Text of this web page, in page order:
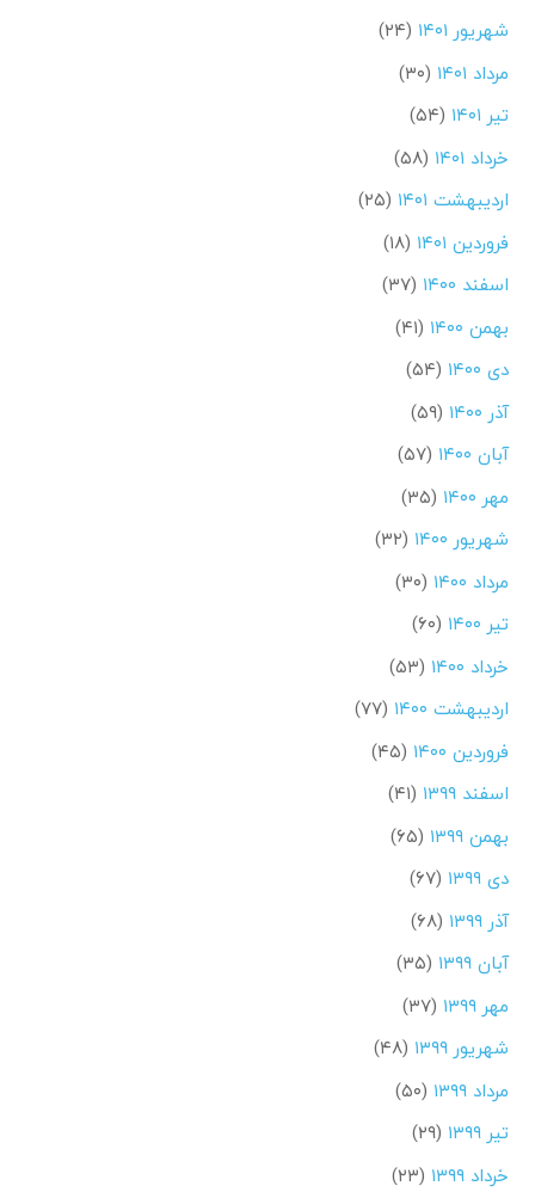
شهریور ۱۴۰۱
(۲۴)
مرداد ۱۴۰۱
(۳۰)
تیر ۱۴۰۱
(۵۴)
خرداد ۱۴۰۱
(۵۸)
اردیبهشت ۱۴۰۱
(۲۵)
فروردین ۱۴۰۱
(۱۸)
اسفند ۱۴۰۰
(۳۷)
بهمن ۱۴۰۰
(۴۱)
دی ۱۴۰۰
(۵۴)
آذر ۱۴۰۰
(۵۹)
آبان ۱۴۰۰
(۵۷)
مهر ۱۴۰۰
(۳۵)
شهریور ۱۴۰۰
(۳۲)
مرداد ۱۴۰۰
(۳۰)
تیر ۱۴۰۰
(۶۰)
خرداد ۱۴۰۰
(۵۳)
اردیبهشت ۱۴۰۰
(۷۷)
فروردین ۱۴۰۰
(۴۵)
اسفند ۱۳۹۹
(۴۱)
بهمن ۱۳۹۹
(۶۵)
دی ۱۳۹۹
(۶۷)
آذر ۱۳۹۹
(۶۸)
آبان ۱۳۹۹
(۳۵)
مهر ۱۳۹۹
(۳۷)
شهریور ۱۳۹۹
(۴۸)
مرداد ۱۳۹۹
(۵۰)
تیر ۱۳۹۹
(۲۹)
خرداد ۱۳۹۹
(۲۳)